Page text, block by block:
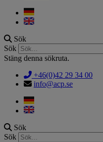
Sök
Sök
Stäng denna sökruta.
+46(0)42 29 34 00
info@acp.se
Sök
Sök